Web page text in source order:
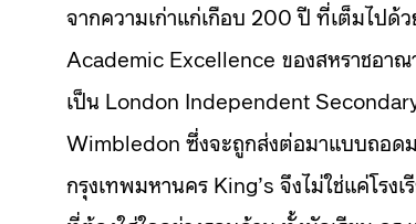
จากความเก่าแก่เกือบ 200 ปี ที่เต็มไปด้
Academic Excellence ของสหราชอาณ
เป็น London Independent
Wimbledon ซึ่งจะถูกส่งต่อมาแบบถอด
กรุงเทพมหานคร King’s จึงไม่ใช่แค่โรง